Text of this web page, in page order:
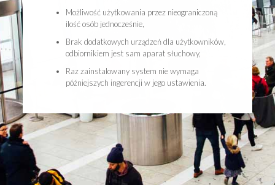
Możliwość użytkowania przez nieograniczoną
ilość osób jednocześnie,
Brak dodatkowych urządzeń dla użytkowników,
odbiornikiem jest sam aparat słuchowy,
Raz zainstalowany system nie wymaga
późniejszych ingerencji w jego ustawienia.